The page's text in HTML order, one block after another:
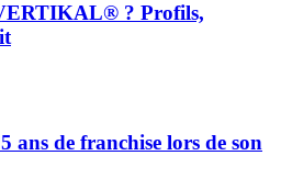
? Profils,
ans de franchise lors de son